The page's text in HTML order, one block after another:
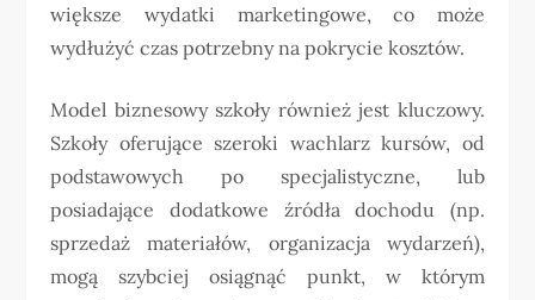
większe wydatki marketingowe, co może
wydłużyć czas potrzebny na pokrycie kosztów.
Model biznesowy szkoły również jest kluczowy.
Szkoły oferujące szeroki wachlarz kursów, od
podstawowych po specjalistyczne, lub
posiadające dodatkowe źródła dochodu (np.
sprzedaż materiałów, organizacja wydarzeń),
mogą szybciej osiągnąć punkt, w którym